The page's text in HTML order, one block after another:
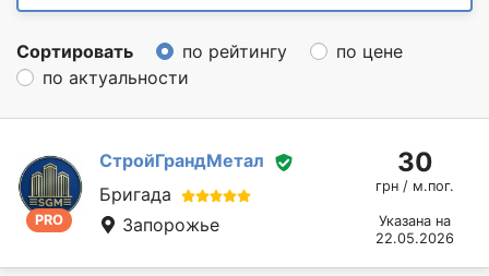
Сортировать по рейтингу
по цене
по актуальности
PRO
СтройГрандМетал
Бригада
Запорожье
30
грн / м.пог.
Указана на
22.05.2026